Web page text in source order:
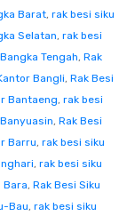
Barat, rak besi siku
Selatan, rak besi
Tengah, Rak
Bangli, Rak Besi
Bantaeng, rak besi
, Rak Besi
Barru, rak besi siku
, rak besi siku
Bara, Rak Besi Siku
Bau, rak besi siku